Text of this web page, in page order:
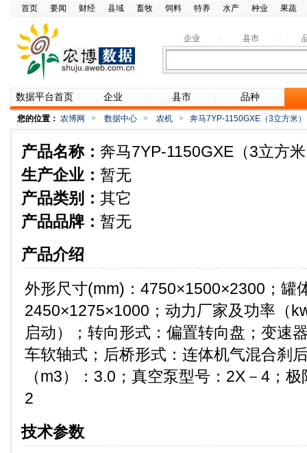
首页 要闻 财经 县域 畜牧 饲料 特养 水产 种业 果蔬
企业 县市
数据平台首页 企业 县市 品种
您的位置： 农博网 > 数据中心 > 农机 > 奔马7YP-1150GXE（3立方米
产品名称： 奔马7YP-1150GXE（3立方
生产企业： 暂无
产品类别： 其它
产品品牌： 暂无
产品介绍
外形尺寸(mm)：4750×1500×2300；罐
2450×1275×1000；动力厂家及功率（
启动）；转向形式：偏置转向盘；变速
车软轴式；后桥形式：连体机气混合刹
（m3）：3.0；真空泵型号：2X－4；
2
技术参数